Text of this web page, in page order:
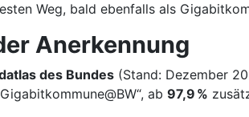
Weg, bald ebenfalls als
Anerkennung
des Bundes (Stand: Dezember
ab 97,9 %